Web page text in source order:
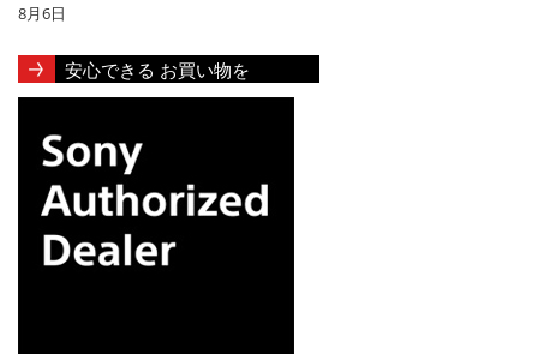
8月6日
安心できる お買い物を